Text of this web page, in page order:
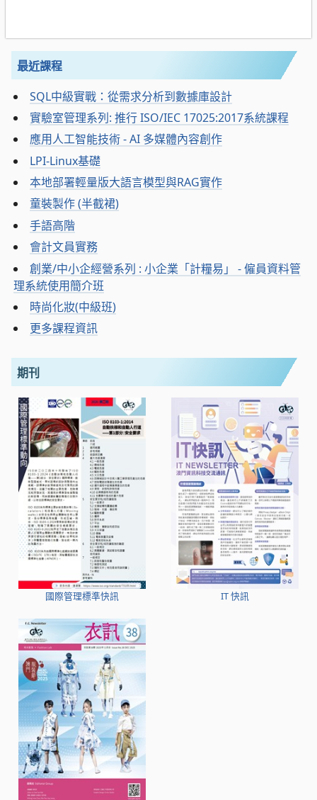
最近課程
SQL中級實戰：從需求分析到數據庫設計
實驗室管理系列: 推行 ISO/IEC 17025:2017系統課程
應用人工智能技術 - AI 多媒體內容創作
LPI-Linux基礎
本地部署輕量版大語言模型與RAG實作
童裝製作 (半截裙)
手語高階
會計文員實務
創業/中小企經營系列 : 小企業「計糧易」 - 僱員資料管
理系統使用簡介班
時尚化妝(中級班)
更多課程資訊
期刊
國際管理標準快訊 IT 快訊